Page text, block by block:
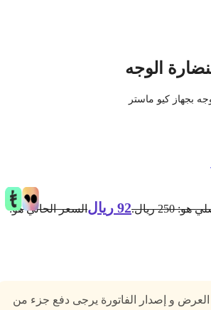
الوجه
كيو ماستر
92 ريال السعر الحالي هو:
و إصدار الفاتورة يرجى دفع جزء من